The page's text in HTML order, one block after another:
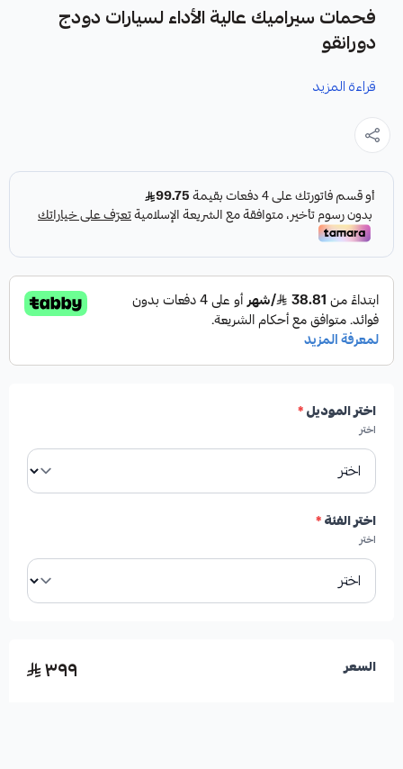
فحمات سيراميك عالية الأداء لسيارات دودج
دورانقو
نوفر لك فحمات سيراميك لسيارات دودج دورانقو، مصممة
لتقديم أداء فائق ومتانة استثنائية.
المواصفات والمميزات:
✓مصنوعة من السيراميك لضمان قوة تحمل فائقة.
✓استجابة سريعة لعملية الفرملة.
✓عمر افتراضي أطول مقارنة بالفحمات التقليدية.
✓أداء متفوق وقدرة عالية على تحمل الحرارة في الظروف
✓معتمدة من خبراء الميكانيكا الألمان.
الفوائد عند استخدام هذه القطعة:
قراءة المزيد
اختر الموديل*
اختر
اختر الفئة*
اختر
السعر ٣٩٩